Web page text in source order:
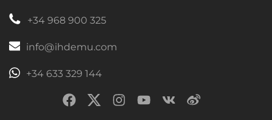
+34 968 900 325
info@ihdemu.com
+34 633 329 144